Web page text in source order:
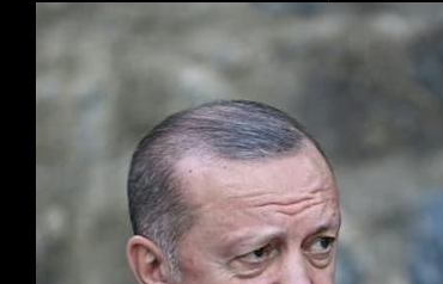
Voir
agrandie